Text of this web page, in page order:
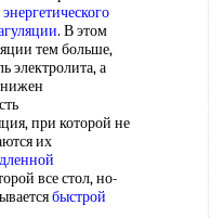
энергетического
. В этом
тем больше,
электролита, а
при которой не
их
все стол, но-
быстрой